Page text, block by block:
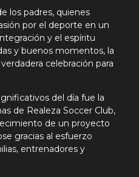
los padres, quienes
por el deporte en un
y el espíritu
y buenos momentos, la
celebración para
del día fue la
de Realeza Soccer Club,
de un proyecto
gracias al esfuerzo
entrenadores y